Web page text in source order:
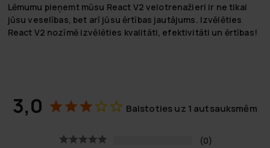
Lēmumu pieņemt mūsu React V2 velotrenažieri ir ne tikai
jūsu veselības, bet arī jūsu ērtības jautājums. Izvēlēties
React V2 nozīmē izvēlēties kvalitāti, efektivitāti un ērtības!
3,0 Balstoties uz 1 autsauksmēm
0